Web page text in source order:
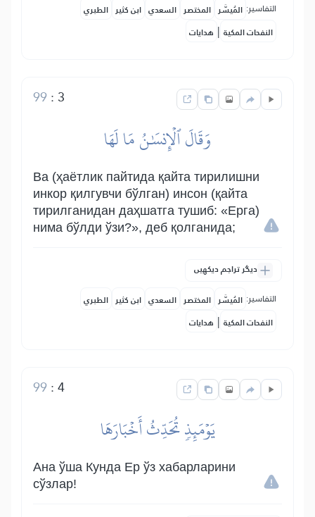
التفاسير: المُيسَّر المختصر السعدي ابن كثير الطبري
النفحات المكية | هدايات
3
:
99
وَقَالَ ٱلۡإِنسَٰنُ مَا لَهَا
Ва (ҳаётлик пайтида қайта тирилишни
инкор қилгувчи бўлган) инсон (қайта
тирилганидан даҳшатга тушиб: «Ерга)
нима бўлди ўзи?», деб қолганида;
دیگر تراجم دیکھیں
التفاسير: المُيسَّر المختصر السعدي ابن كثير الطبري
النفحات المكية | هدايات
4
:
99
يَوۡمَئِذٖ تُحَدِّثُ أَخۡبَارَهَا
Ана ўша Кунда Ер ўз хабарларини
сўзлар!